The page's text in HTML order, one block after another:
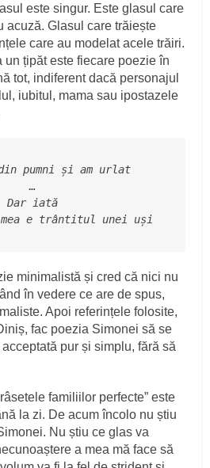
este singur. Este glasul care
acuză. Glasul care trăiește
care au modelat acele trăiri.
un țipăt este fiecare poezie în
tot, indiferent dacă personajul
iubitul, mama sau ipostazele
pumni și am urlat
…
Dar iată
mea e trântitul unei uși
minimalistă și cred că nici nu
în vedere ce are de spus,
Apoi referințele folosite,
fac poezia Simonei să se
pur și simplu, fără să
familiilor perfecte” este
la zi. De acum încolo nu știu
Nu știu ce glas va
a mea mă face să